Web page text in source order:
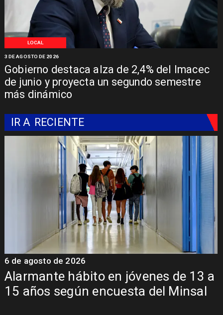
LOCAL
Gobierno destaca alza de 2,4% del Imacec
de junio y proyecta un segundo semestre
más dinámico
3 DE AGOSTO DE 2026
IR A RECIENTE
de 13 a
Minsal
Aprueban creación del
Sebastián Piñera con
6 de agosto de 2026